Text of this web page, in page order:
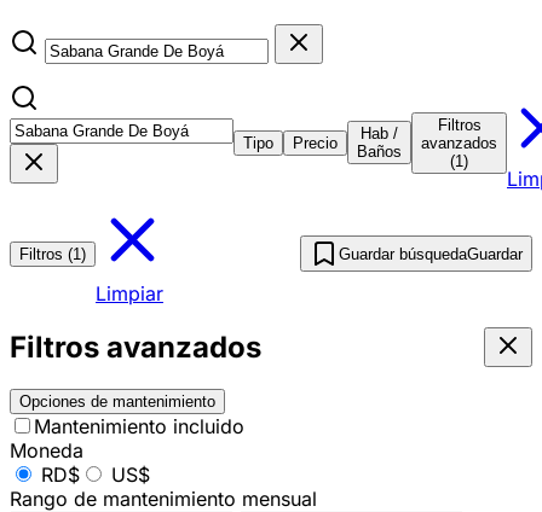
Tipo Precio
Hab /
Baños
Filtros
avanzados
(1)
Filtros (1)
Limpiar
Guardar búsquedaGuardar
Filtros avanzados
Opciones de mantenimiento
Mantenimiento incluido
Moneda
RD$
US$
Rango de mantenimiento mensual